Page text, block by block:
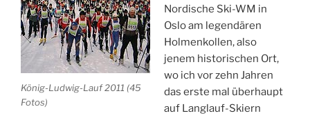
König-Ludwig-Lauf 2011 (45
Fotos)
Nordische Ski-WM in
Oslo am legendären
Holmenkollen, also
jenem historischen Ort,
wo ich vor zehn Jahren
das erste mal überhaupt
auf Langlauf-Skiern